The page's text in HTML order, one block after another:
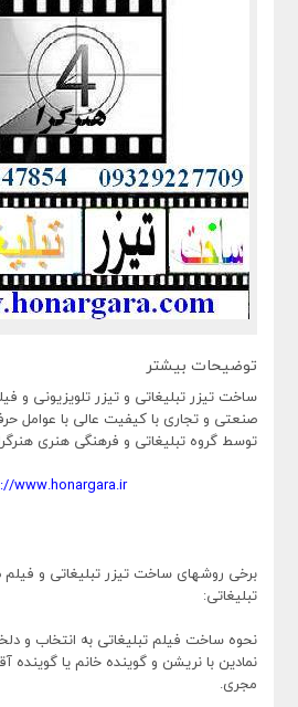
توضیحات بیشتر
ساخت تیزر تبلیغاتی و تیزر تلویزیونی و
صنعتی و تجاری با کیفیت عالی با عوامل
توسط گروه تبلیغاتی و فرهنگی هنری
www.honargara.ir
برخی روشهای ساخت تیزر تبلیغاتی و
تبلیغاتی:
نحوه ساخت فیلم تبلیغاتی به انتخاب و
نمادین با نریشن و گوینده خانم یا گوینده
مجری.